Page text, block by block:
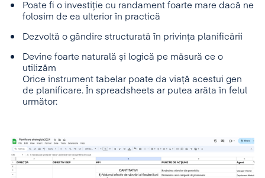
Poate fi o investiție cu randament foarte mare dacă ne
folosim de ea ulterior în practică
Dezvoltă o gândire structurată în privința planificării
Devine foarte naturală și logică pe măsură ce o
utilizăm
Orice instrument tabelar poate da viață acestui gen
de planificare. În spreadsheets ar putea arăta în felul
următor: